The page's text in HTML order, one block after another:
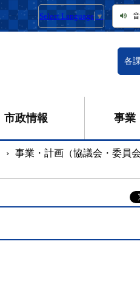
Select Language ▼
各
市政情報 事業
› 事業・計画（協議会・委員会